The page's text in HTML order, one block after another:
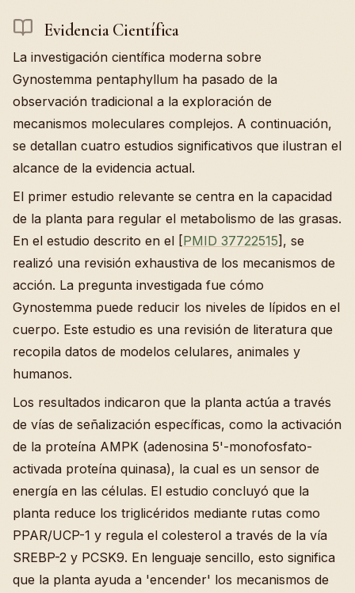
Evidencia Científica
La investigación científica moderna sobre
Gynostemma pentaphyllum ha pasado de la
observación tradicional a la exploración de
mecanismos moleculares complejos. A continuación,
se detallan cuatro estudios significativos que ilustran el
alcance de la evidencia actual.
El primer estudio relevante se centra en la capacidad
de la planta para regular el metabolismo de las grasas.
En el estudio descrito en el [PMID 37722515], se
realizó una revisión exhaustiva de los mecanismos de
acción. La pregunta investigada fue cómo
Gynostemma puede reducir los niveles de lípidos en el
cuerpo. Este estudio es una revisión de literatura que
recopila datos de modelos celulares, animales y
humanos.
Los resultados indicaron que la planta actúa a través
de vías de señalización específicas, como la activación
de la proteína AMPK (adenosina 5'-monofosfato-
activada proteína quinasa), la cual es un sensor de
energía en las células. El estudio concluyó que la
planta reduce los triglicéridos mediante rutas como
PPAR/UCP-1 y regula el colesterol a través de la vía
SREBP-2 y PCSK9. En lenguaje sencillo, esto significa
que la planta ayuda a 'encender' los mecanismos de